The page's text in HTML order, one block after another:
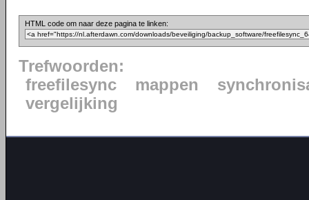
HTML code om naar deze pagina te linken:
Trefwoorden:
freefilesync
mappen
vergelijking